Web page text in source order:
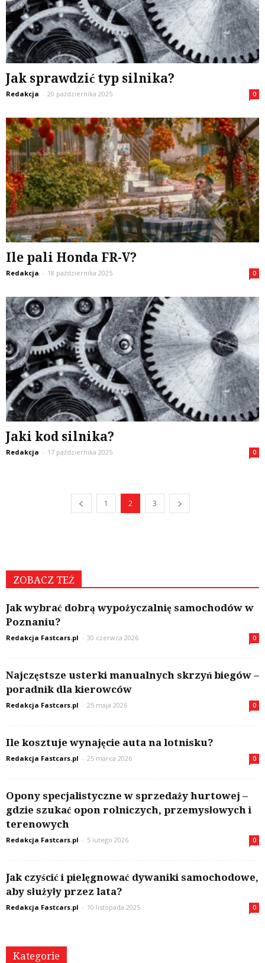
Jak sprawdzić typ silnika?
Redakcja - 20 października 2025 0
Ile pali Honda FR-V?
Redakcja - 18 października 2025 0
Jaki kod silnika?
Redakcja - 17 października 2025 0
1 2 3
ZOBACZ TEŻ
Jak wybrać dobrą wypożyczalnię samochodów w
Poznaniu?
Redakcja Fastcars.pl - 30 czerwca 2026 0
Najczęstsze usterki manualnych skrzyń biegów –
poradnik dla kierowców
Redakcja Fastcars.pl - 25 maja 2026 0
Ile kosztuje wynajęcie auta na lotnisku?
Redakcja Fastcars.pl - 25 marca 2026 0
Opony specjalistyczne w sprzedaży hurtowej –
gdzie szukać opon rolniczych, przemysłowych i
terenowych
Redakcja Fastcars.pl - 5 lutego 2026 0
Jak czyścić i pielęgnować dywaniki samochodowe,
aby służyły przez lata?
Redakcja Fastcars.pl - 10 listopada 2025 0
Kategorie